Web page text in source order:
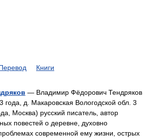
Книги
— Владимир Фёдорович Тендряков
года, д. Макаровская Вологодской обл. 3
Москва) русский писатель, автор
повестей о деревне, духовно
современной ему жизни, острых